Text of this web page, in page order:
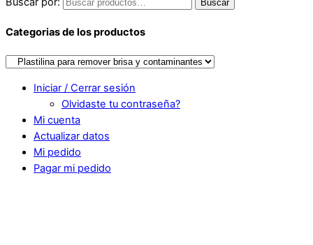
Buscar
Categorias de los productos
Iniciar / Cerrar sesión
Olvidaste tu contraseña?
Mi cuenta
Actualizar datos
Mi pedido
Pagar mi pedido